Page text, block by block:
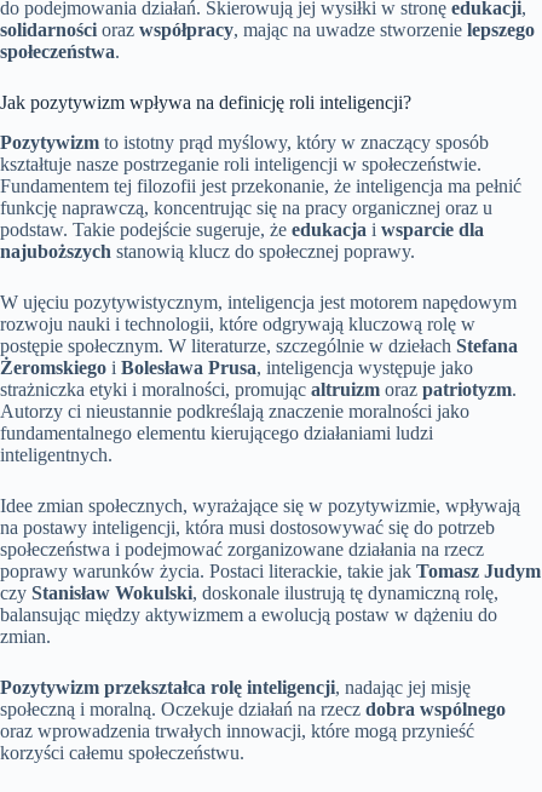
do podejmowania działań. Skierowują jej wysiłki w stronę edukacji,
solidarności oraz współpracy, mając na uwadze stworzenie lepszego
społeczeństwa.
Jak pozytywizm wpływa na definicję roli inteligencji?
Pozytywizm to istotny prąd myślowy, który w znaczący sposób
kształtuje nasze postrzeganie roli inteligencji w społeczeństwie.
Fundamentem tej filozofii jest przekonanie, że inteligencja ma pełnić
funkcję naprawczą, koncentrując się na pracy organicznej oraz u
podstaw. Takie podejście sugeruje, że edukacja i wsparcie dla
najuboższych stanowią klucz do społecznej poprawy.
W ujęciu pozytywistycznym, inteligencja jest motorem napędowym
rozwoju nauki i technologii, które odgrywają kluczową rolę w
postępie społecznym. W literaturze, szczególnie w dziełach Stefana
Żeromskiego i Bolesława Prusa, inteligencja występuje jako
strażniczka etyki i moralności, promując altruizm oraz patriotyzm.
Autorzy ci nieustannie podkreślają znaczenie moralności jako
fundamentalnego elementu kierującego działaniami ludzi
inteligentnych.
Idee zmian społecznych, wyrażające się w pozytywizmie, wpływają
na postawy inteligencji, która musi dostosowywać się do potrzeb
społeczeństwa i podejmować zorganizowane działania na rzecz
poprawy warunków życia. Postaci literackie, takie jak Tomasz Judym
czy Stanisław Wokulski, doskonale ilustrują tę dynamiczną rolę,
balansując między aktywizmem a ewolucją postaw w dążeniu do
zmian.
Pozytywizm przekształca rolę inteligencji, nadając jej misję
społeczną i moralną. Oczekuje działań na rzecz dobra wspólnego
oraz wprowadzenia trwałych innowacji, które mogą przynieść
korzyści całemu społeczeństwu.